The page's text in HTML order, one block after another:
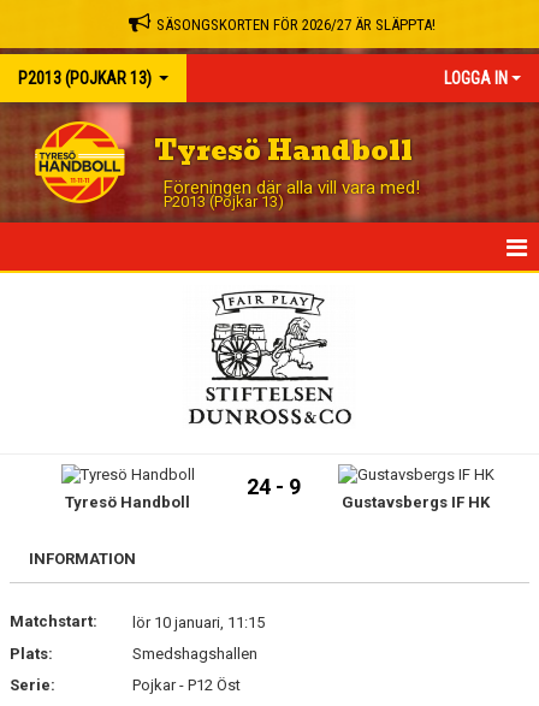
SÄSONGSKORTEN FÖR 2026/27 ÄR SLÄPPTA!
P2013 (POJKAR 13) LOGGA IN
Tyresö Handboll
Föreningen där alla vill vara med!
P2013 (Pojkar 13)
TRUPPEN
KONTAKT
Tyresö Handboll
24 - 9
Gustavsbergs IF HK
INFORMATION
Matchstart:
lör 10 januari, 11:15
Plats:
Smedshagshallen
Serie:
Pojkar - P12 Öst